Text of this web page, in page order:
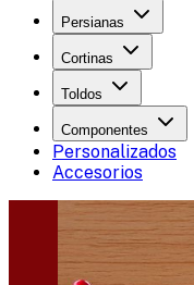
Persianas
Cortinas
Toldos
Componentes
Personalizados
Accesorios